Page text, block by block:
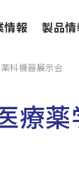
情報 製品情
科機器展示会
療